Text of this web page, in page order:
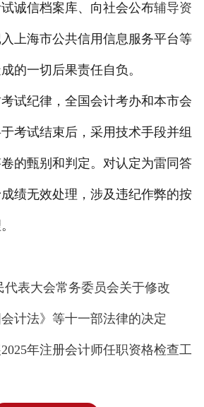
诚信档案库、向社会公布辅导资
上海市公共信用信息服务平台等
的一切后果责任自负。
纪律，全国会计考办和本市会
考试结束后，采用技术手段并组
的甄别和判定。对认定为雷同答
绩无效处理，涉及违纪作弊的按
代表大会常务委员会关于修改
会计法》等十一部法律的决定
年注册会计师任职资格检查工